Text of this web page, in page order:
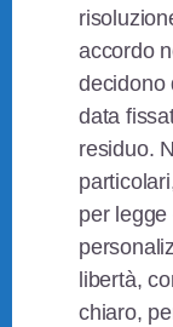
accordo
decidono
data
residuo.
per
libertà,
chiaro,